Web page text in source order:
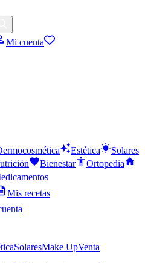
Mi cuenta
Estética
Solares
Bienestar
Ortopedia
Mis recetas
SolaresMake UpVenta